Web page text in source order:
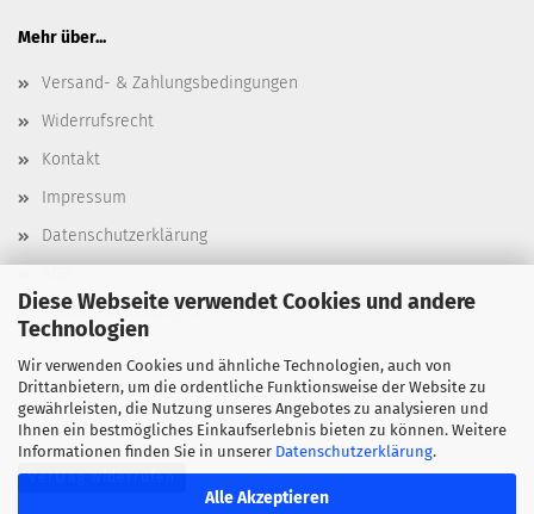
Diese Webseite verwendet Cookies und andere
Technologien
Wir verwenden Cookies und ähnliche Technologien, auch von
Drittanbietern, um die ordentliche Funktionsweise der Website zu
gewährleisten, die Nutzung unseres Angebotes zu analysieren und
Ihnen ein bestmögliches Einkaufserlebnis bieten zu können. Weitere
Informationen finden Sie in unserer Datenschutzerklärung.
Alle Akzeptieren
Mehr über...
Versand- & Zahlungsbedingungen
Widerrufsrecht
Kontakt
Impressum
Datenschutzerklärung
Cookie Einstellungen
Vertrag widerrufen